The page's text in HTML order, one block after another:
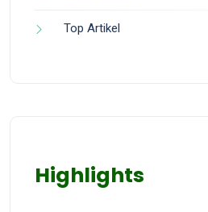
Top Artikel
Highlights